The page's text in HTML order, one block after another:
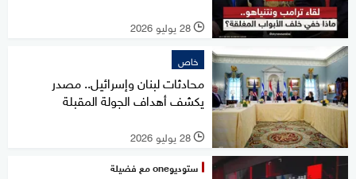
l 28 يوليو 2026
خاص
محادثات لبنان وإسرائيل.. مصدر
يكشف أهداف الجولة المقبلة
l 28 يوليو 2026
ستوديوone مع فضيلة